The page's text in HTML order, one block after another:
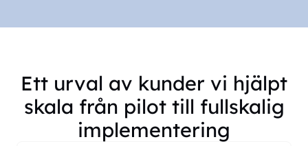
Ett urval av kunder vi hjälpt
skala från pilot till fullskalig
implementering